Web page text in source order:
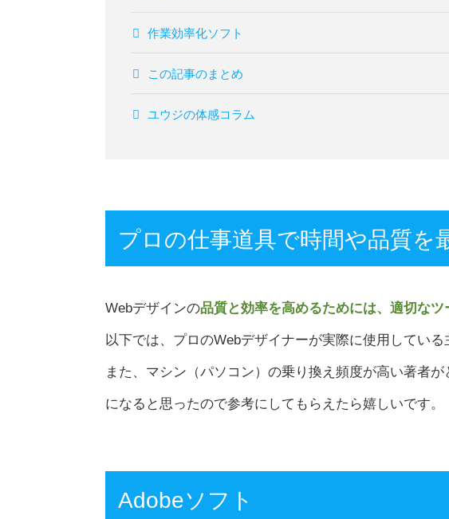
作業効率化ソフト
この記事のまとめ
ユウジの体感コラム
プロの仕事道具で時間や品質を
Webデザインの品質と効率を高めるためには、適切なツ
以下では、プロのWebデザイナーが実際に使用してい
また、マシン（パソコン）の乗り換え頻度が高い著者
になると思ったので参考にしてもらえたら嬉しいです。
Adobeソフト